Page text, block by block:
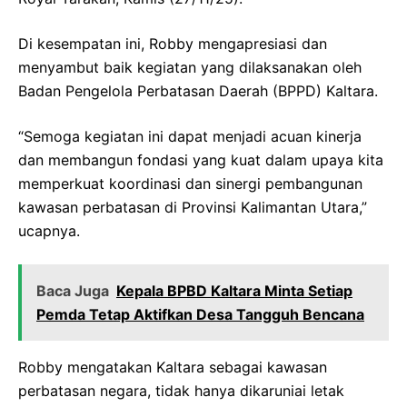
Di kesempatan ini, Robby mengapresiasi dan
menyambut baik kegiatan yang dilaksanakan oleh
Badan Pengelola Perbatasan Daerah (BPPD) Kaltara.
“Semoga kegiatan ini dapat menjadi acuan kinerja
dan membangun fondasi yang kuat dalam upaya kita
memperkuat koordinasi dan sinergi pembangunan
kawasan perbatasan di Provinsi Kalimantan Utara,”
ucapnya.
Baca Juga Kepala BPBD Kaltara Minta Setiap
Pemda Tetap Aktifkan Desa Tangguh Bencana
Robby mengatakan Kaltara sebagai kawasan
perbatasan negara, tidak hanya dikaruniai letak